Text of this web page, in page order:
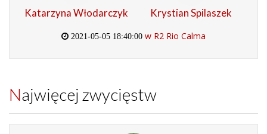
Katarzyna Włodarczyk Krystian Spilaszek
2021-05-05 18:40:00 w R2 Rio Calma
Najwięcej zwycięstw